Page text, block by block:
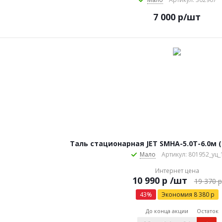
7 000 р/шт
Таль стационарная JET SMHA-5.0T-6.0м
Мало
Артикул:
Интернет цена
р /шт 19 370р
43% Экономия 8 380р
До конца акции Остаток